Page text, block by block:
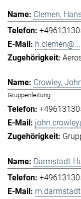
Clemen,
h.clemen@...
Crowley,
Gruppenleitung
Darmstadt-